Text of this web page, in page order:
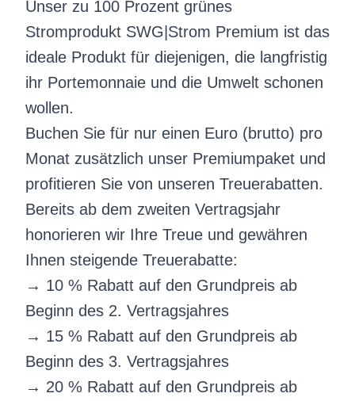
Unser zu 100 Prozent grünes
Stromprodukt SWG|Strom Premium ist das
ideale Produkt für diejenigen, die langfristig
ihr Portemonnaie und die Umwelt schonen
wollen.
Buchen Sie für nur einen Euro (brutto) pro
Monat zusätzlich unser Premiumpaket und
profitieren Sie von unseren Treuerabatten.
Bereits ab dem zweiten Vertragsjahr
honorieren wir Ihre Treue und gewähren
Ihnen steigende Treuerabatte:
→ 10 % Rabatt auf den Grundpreis ab
Beginn des 2. Vertragsjahres
→ 15 % Rabatt auf den Grundpreis ab
Beginn des 3. Vertragsjahres
→ 20 % Rabatt auf den Grundpreis ab